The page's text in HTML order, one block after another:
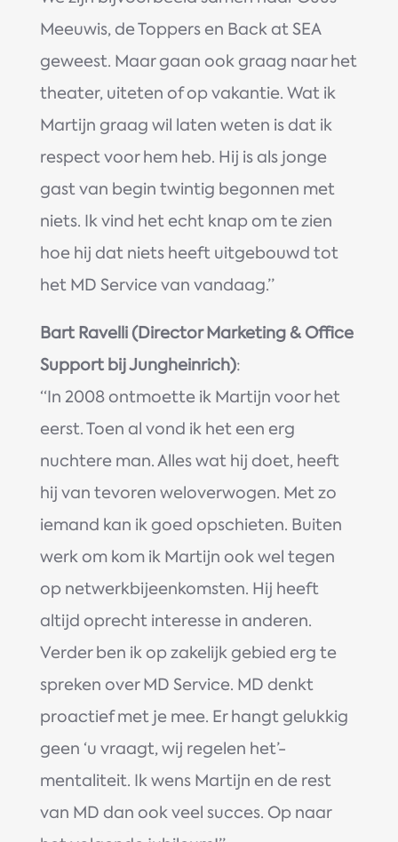
Meeuwis, de Toppers en Back at SEA
geweest. Maar gaan ook graag naar het
theater, uiteten of op vakantie. Wat ik
Martijn graag wil laten weten is dat ik
respect voor hem heb. Hij is als jonge
gast van begin twintig begonnen met
niets. Ik vind het echt knap om te zien
hoe hij dat niets heeft uitgebouwd tot
het MD Service van vandaag.’’
Bart Ravelli (Director Marketing & Office
Support bij Jungheinrich):
‘‘In 2008 ontmoette ik Martijn voor het
eerst. Toen al vond ik het een erg
nuchtere man. Alles wat hij doet, heeft
hij van tevoren weloverwogen. Met zo
iemand kan ik goed opschieten. Buiten
werk om kom ik Martijn ook wel tegen
op netwerkbijeenkomsten. Hij heeft
altijd oprecht interesse in anderen.
Verder ben ik op zakelijk gebied erg te
spreken over MD Service. MD denkt
proactief met je mee. Er hangt gelukkig
geen ‘u vraagt, wij regelen het’-
mentaliteit. Ik wens Martijn en de rest
van MD dan ook veel succes. Op naar